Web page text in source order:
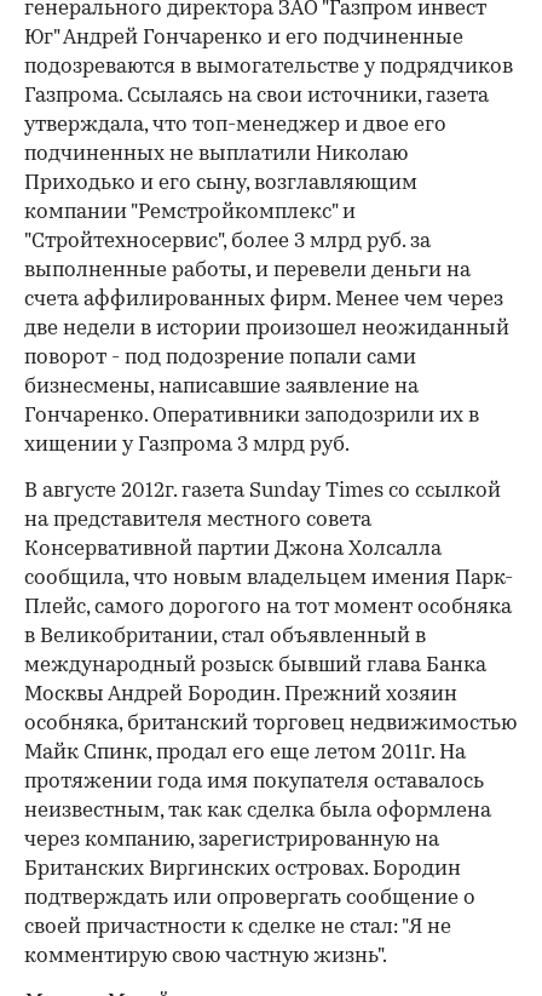
генерального директора ЗАО "Газпром инвест
Юг" Андрей Гончаренко и его подчиненные
подозреваются в вымогательстве у подрядчиков
Газпрома. Ссылаясь на свои источники, газета
утверждала, что топ-менеджер и двое его
подчиненных не выплатили Николаю
Приходько и его сыну, возглавляющим
компании "Ремстройкомплекс" и
"Стройтехносервис", более 3 млрд руб. за
выполненные работы, и перевели деньги на
счета аффилированных фирм. Менее чем через
две недели в истории произошел неожиданный
поворот - под подозрение попали сами
бизнесмены, написавшие заявление на
Гончаренко. Оперативники заподозрили их в
хищении у Газпрома 3 млрд руб.
В августе 2012г. газета Sunday Times со ссылкой
на представителя местного совета
Консервативной партии Джона Холсалла
сообщила, что новым владельцем имения Парк-
Плейс, самого дорогого на тот момент особняка
в Великобритании, стал объявленный в
международный розыск бывший глава Банка
Москвы Андрей Бородин. Прежний хозяин
особняка, британский торговец недвижимостью
Майк Спинк, продал его еще летом 2011г. На
протяжении года имя покупателя оставалось
неизвестным, так как сделка была оформлена
через компанию, зарегистрированную на
Британских Виргинских островах. Бородин
подтверждать или опровергать сообщение о
своей причастности к сделке не стал: "Я не
комментирую свою частную жизнь".